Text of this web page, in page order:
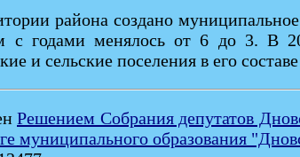
района создано
с годами менялось от 6 до 3. В
и сельские поселения в его
Решением Собрания депутатов
муниципального образования